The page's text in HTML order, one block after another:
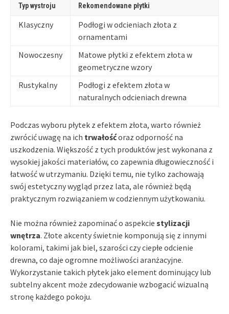
Typ wystroju Rekomendowane płytki
Klasyczny
Podłogi w odcieniach złota z
ornamentami
Nowoczesny
Matowe płytki z efektem złota w
geometryczne wzory
Rustykalny
Podłogi z efektem złota w
naturalnych odcieniach drewna
Podczas wyboru płytek z efektem złota, warto również
zwrócić uwagę na ich trwałośćoraz odporność na
uszkodzenia. Większość z tych produktów jest wykonana z
wysokiej jakości materiałów, co zapewnia długowieczność i
łatwość w utrzymaniu. Dzięki temu, nie tylko zachowają
swój estetyczny wygląd przez lata, ale również będą
praktycznym rozwiązaniem w codziennym użytkowaniu.
Nie można również zapominać o aspekcie stylizacji
wnętrza. Złote akcenty świetnie komponują się z innymi
kolorami, takimi jak biel, szarości czy ciepłe odcienie
drewna, co daje ogromne możliwości aranżacyjne.
Wykorzystanie takich płytek jako element dominujący lub
subtelny akcent może zdecydowanie wzbogacić wizualną
stronę każdego pokoju.